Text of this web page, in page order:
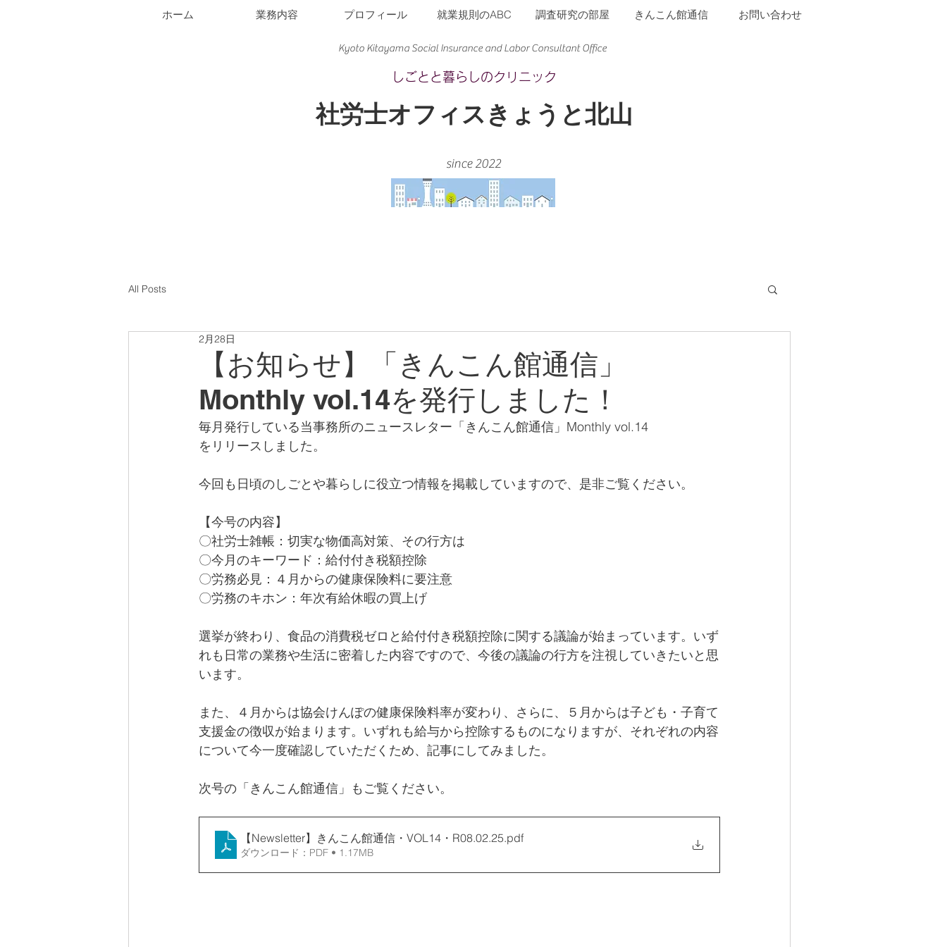
ホーム 業務内容 プロフィール 就業規則のABC 調査研究の部屋 きんこん館通信 お問い合わせ
Kyoto Kitayama Social Insurance and Labor Consultant Office​
​しごとと暮らしのクリニック
​社労士オフィスきょうと北山
since 2022
All Posts
【お知らせ】「きんこん館通信」
Monthly vol.14を発行しました！
2月28日
毎月発行している当事務所のニュースレター「きんこん館通信」Monthly vol.14
をリリースしました。
今回も日頃のしごとや暮らしに役立つ情報を掲載していますので、是非ご覧ください。
【今号の内容】
〇社労士雑帳：切実な物価高対策、その行方は
〇今月のキーワード：給付付き税額控除
〇労務必見：４月からの健康保険料に要注意
〇労務のキホン：年次有給休暇の買上げ
選挙が終わり、食品の消費税ゼロと給付付き税額控除に関する議論が始まっています。いず
れも日常の業務や生活に密着した内容ですので、今後の議論の行方を注視していきたいと思
います。
また、４月からは協会けんぽの健康保険料率が変わり、さらに、５月からは子ども・子育て
支援金の徴収が始まります。いずれも給与から控除するものになりますが、それぞれの内容
について今一度確認していただくため、記事にしてみました。
次号の「きんこん館通信」もご覧ください。
【Newsletter】きんこん館通信・VOL14・R08.02.25.pdf
ダウンロード：PDF • 1.17MB